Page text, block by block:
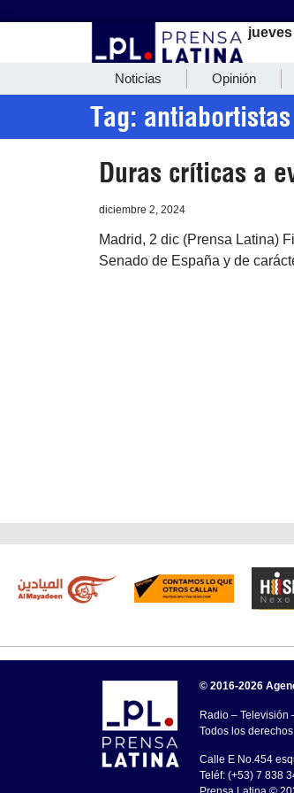
Noticias Opinión
Tag: antiabortistas
Duras críticas a
diciembre 2, 2024
Madrid, 2 dic (Prensa Latina)
Senado de España y de
© 2016-2026
Radio – Televisión
Todos los
Calle E No.454
Teléf: (+53) 7 838